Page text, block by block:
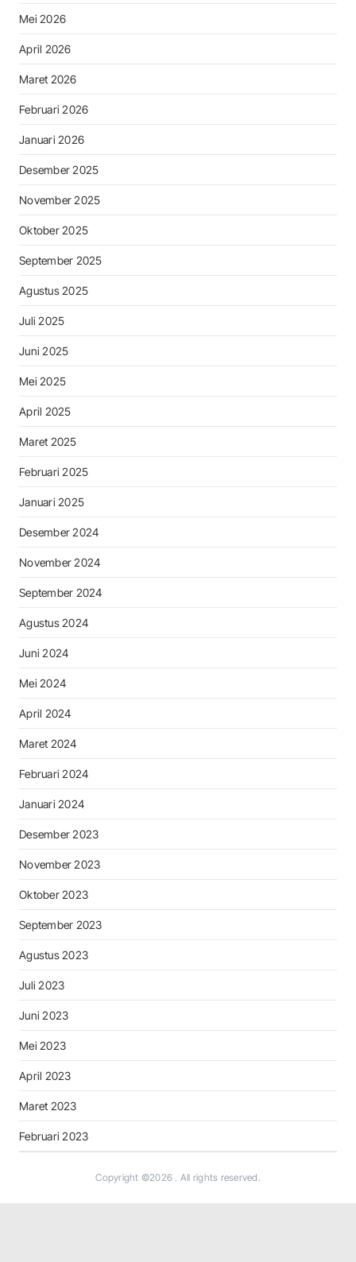
Mei 2026
April 2026
Maret 2026
Februari 2026
Januari 2026
Desember 2025
November 2025
Oktober 2025
September 2025
Agustus 2025
Juli 2025
Juni 2025
Mei 2025
April 2025
Maret 2025
Februari 2025
Januari 2025
Desember 2024
November 2024
September 2024
Agustus 2024
Juni 2024
Mei 2024
April 2024
Maret 2024
Februari 2024
Januari 2024
Desember 2023
November 2023
Oktober 2023
September 2023
Agustus 2023
Juli 2023
Juni 2023
Mei 2023
April 2023
Maret 2023
Februari 2023
Copyright ©2026 . All rights reserved.